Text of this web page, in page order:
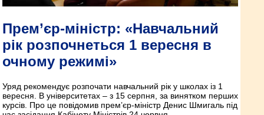
Прем’єр-міністр: «Навчальний
рік розпочнеться 1 вересня в
очному режимі»
Уряд рекомендує розпочати навчальний рік у школах із 1
вересня. В університетах – з 15 серпня, за винятком перших
курсів. Про це повідомив прем’єр-міністр Денис Шмигаль під